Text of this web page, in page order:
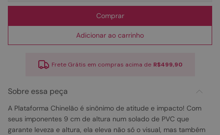
Comprar
Adicionar ao carrinho
Frete Grátis em compras acima de R$499,90
Sobre essa peça
A Plataforma Chinelão é sinônimo de atitude e impacto! Com
seus imponentes 9 cm de altura num solado de PVC que
garante leveza e altura, ela eleva não só o visual, mas também